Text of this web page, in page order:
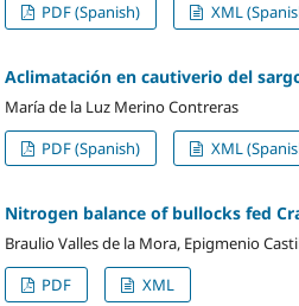
PDF (Spanish) XML
Aclimatación en cautiverio del
María de la Luz Merino Contreras
PDF (Spanish)
XML
Nitrogen balance of bullocks fed
Braulio Valles de la Mora, Epigmenio
PDF
XML